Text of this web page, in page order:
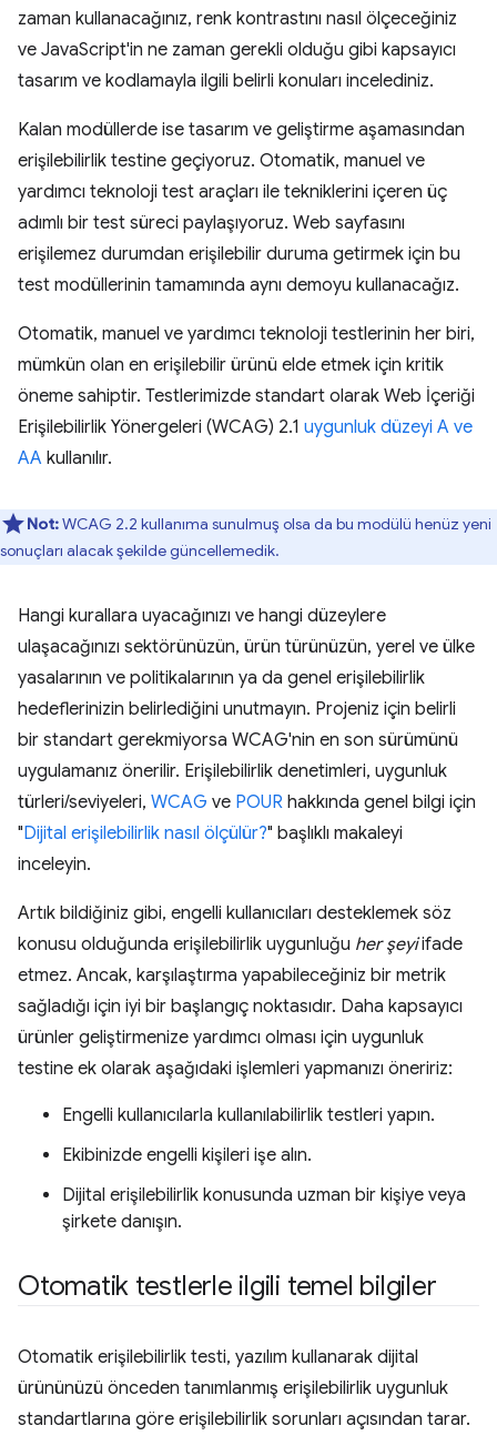
zaman kullanacağınız, renk kontrastını nasıl ölçeceğiniz
ve JavaScript'in ne zaman gerekli olduğu gibi kapsayıcı
tasarım ve kodlamayla ilgili belirli konuları incelediniz.
Kalan modüllerde ise tasarım ve geliştirme aşamasından
erişilebilirlik testine geçiyoruz. Otomatik, manuel ve
yardımcı teknoloji test araçları ile tekniklerini içeren üç
adımlı bir test süreci paylaşıyoruz. Web sayfasını
erişilemez durumdan erişilebilir duruma getirmek için bu
test modüllerinin tamamında aynı demoyu kullanacağız.
Otomatik, manuel ve yardımcı teknoloji testlerinin her biri,
mümkün olan en erişilebilir ürünü elde etmek için kritik
öneme sahiptir. Testlerimizde standart olarak Web İçeriği
Erişilebilirlik Yönergeleri (WCAG) 2.1 uygunluk düzeyi A ve
AA kullanılır.
Not:WCAG 2.2 kullanıma sunulmuş olsa da bu modülü henüz yeni
sonuçları alacak şekilde güncellemedik.
Hangi kurallara uyacağınızı ve hangi düzeylere
ulaşacağınızı sektörünüzün, ürün türünüzün, yerel ve ülke
yasalarının ve politikalarının ya da genel erişilebilirlik
hedeflerinizin belirlediğini unutmayın. Projeniz için belirli
bir standart gerekmiyorsa WCAG'nin en son sürümünü
uygulamanız önerilir. Erişilebilirlik denetimleri, uygunluk
türleri/seviyeleri, WCAG ve POUR hakkında genel bilgi için
"Dijital erişilebilirlik nasıl ölçülür?" başlıklı makaleyi
inceleyin.
Artık bildiğiniz gibi, engelli kullanıcıları desteklemek söz
konusu olduğunda erişilebilirlik uygunluğu her şeyiifade
etmez. Ancak, karşılaştırma yapabileceğiniz bir metrik
sağladığı için iyi bir başlangıç noktasıdır. Daha kapsayıcı
ürünler geliştirmenize yardımcı olması için uygunluk
testine ek olarak aşağıdaki işlemleri yapmanızı öneririz:
Engelli kullanıcılarla kullanılabilirlik testleri yapın.
Ekibinizde engelli kişileri işe alın.
Dijital erişilebilirlik konusunda uzman bir kişiye veya
şirkete danışın.
Otomatik testlerle ilgili temel bilgiler
Otomatik erişilebilirlik testi, yazılım kullanarak dijital
ürününüzü önceden tanımlanmış erişilebilirlik uygunluk
standartlarına göre erişilebilirlik sorunları açısından tarar.